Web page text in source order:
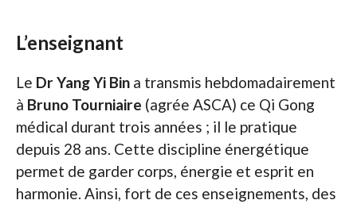
L’enseignant
Le Dr Yang Yi Bin a transmis hebdomadairement
à Bruno Tourniaire (agrée ASCA) ce Qi Gong
médical durant trois années ; il le pratique
depuis 28 ans. Cette discipline énergétique
permet de garder corps, énergie et esprit en
harmonie. Ainsi, fort de ces enseignements, des